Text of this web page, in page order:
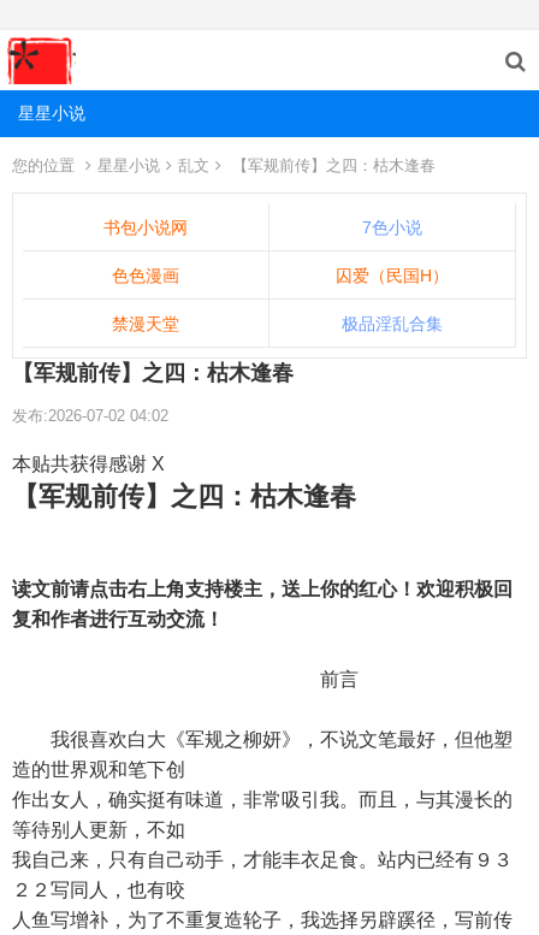
星星小说
您的位置 星星小说 乱文 【军规前传】之四：枯木逢春
书包小说网 7色小说
色色漫画 囚爱（民国H）
禁漫天堂 极品淫乱合集
【军规前传】之四：枯木逢春
发布:2026-07-02 04:02
本贴共获得感谢 X
【军规前传】之四：枯木逢春
读文前请点击右上角支持楼主，送上你的红心！欢迎积极回
复和作者进行互动交流！
前言
我很喜欢白大《军规之柳妍》，不说文笔最好，但他塑
造的世界观和笔下创
作出女人，确实挺有味道，非常吸引我。而且，与其漫长的
等待别人更新，不如
我自己来，只有自己动手，才能丰衣足食。站内已经有９３
２２写同人，也有咬
人鱼写增补，为了不重复造轮子，我选择另辟蹊径，写前传